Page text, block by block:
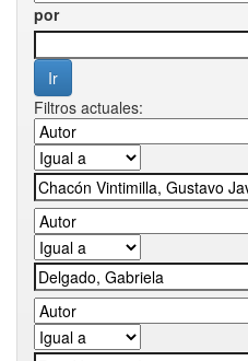
por
Filtros actuales: